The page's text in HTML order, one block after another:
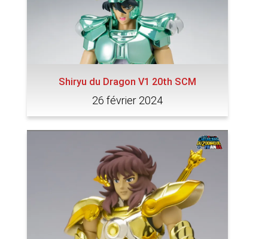
Shiryu du Dragon V1 20th SCM
26 février 2024